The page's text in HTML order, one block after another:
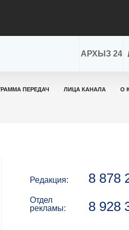
АРХЫЗ 24
ПЕРЕДАЧ ЛИЦА КАНАЛА О
Редакция: 8 878
Отдел
рекламы:
8 928